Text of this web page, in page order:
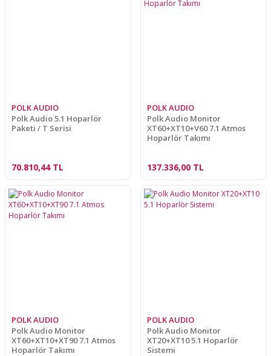
POLK AUDIO
Polk Audio 5.1 Hoparlör
Paketi / T Serisi
70.810,44 TL
POLK AUDIO
Polk Audio Monitor
XT60+XT10+V60 7.1 Atmos
Hoparlör Takımı
137.336,00 TL
POLK AUDIO
Polk Audio Monitor
XT60+XT10+XT90 7.1 Atmos
Hoparlör Takımı
POLK AUDIO
Polk Audio Monitor
XT20+XT10 5.1 Hoparlör
Sistemi